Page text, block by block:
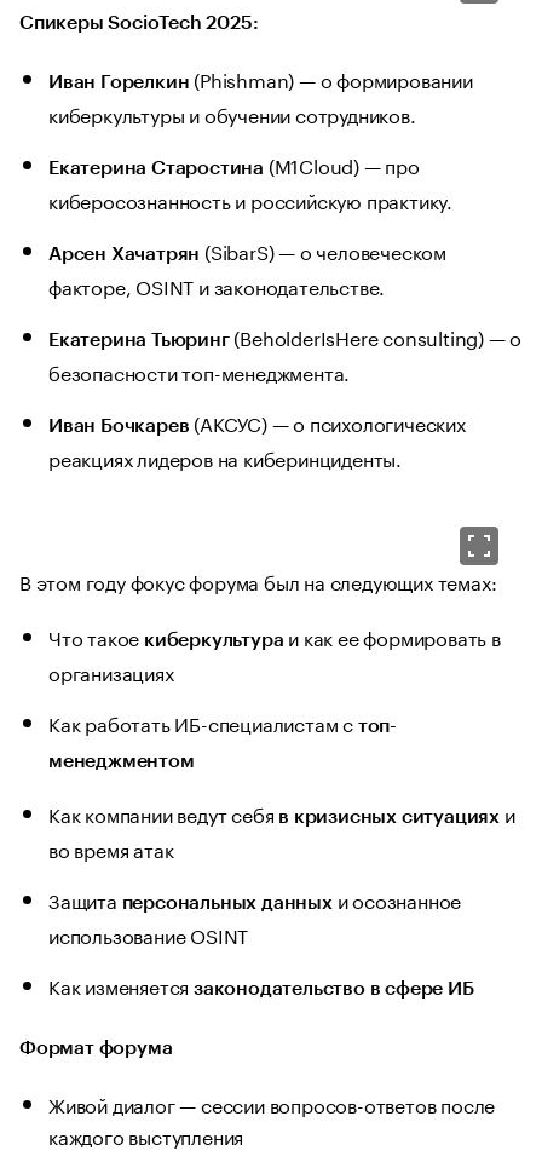
Спикеры SocioTech 2025:
Иван Горелкин (Phishman) — о формировании
киберкультуры и обучении сотрудников.
Екатерина Старостина (M1Cloud) — про
киберосознанность и российскую практику.
Арсен Хачатрян (SibarS) — о человеческом
факторе, OSINT и законодательстве.
Екатерина Тьюринг(BeholderIsHere consulting) — о
безопасности топ-менеджмента.
Иван Бочкарев (АКСУС) — о психологических
реакциях лидеров на киберинциденты.
В этом году фокус форума был на следующих темах:
Что такое киберкультура и как ее формировать в
организациях
Как работать ИБ-специалистам с топ-
менеджментом
Как компании ведут себя в кризисных ситуациях и
во время атак
Защита персональных данных и осознанное
использование OSINT
Как изменяется законодательство в сфере ИБ
Формат форума
Живой диалог — сессии вопросов-ответов после
каждого выступления